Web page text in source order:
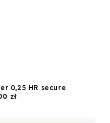
0,25 HR secure
złCena